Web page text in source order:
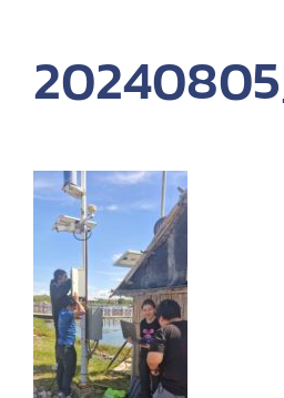
EN